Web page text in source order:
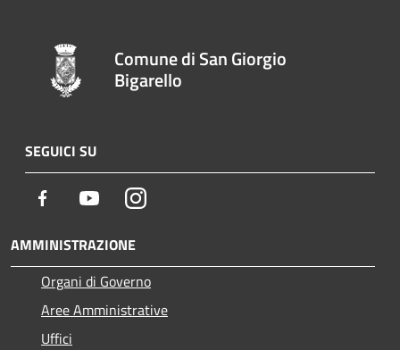
Comune di San Giorgio
Bigarello
SEGUICI SU
Facebook YoutubeInstagram
AMMINISTRAZIONE
Organi di Governo
Aree Amministrative
Uffici